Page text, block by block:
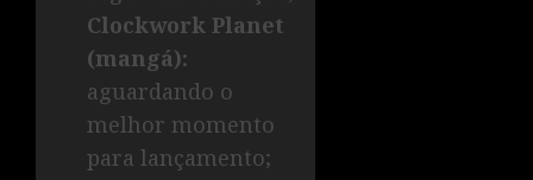
Clockwork Planet
(mangá):
aguardando o
melhor momento
para lançamento;